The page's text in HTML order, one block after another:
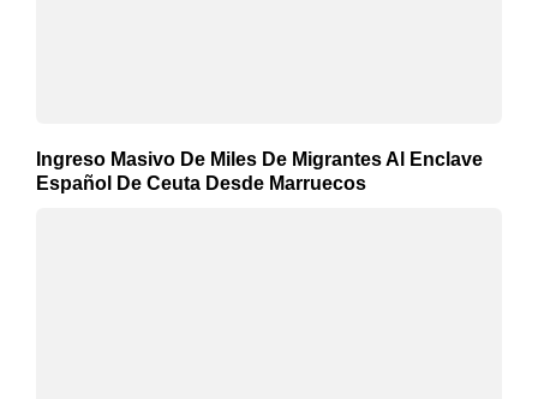
Ingreso Masivo De Miles De Migrantes Al Enclave
Español De Ceuta Desde Marruecos